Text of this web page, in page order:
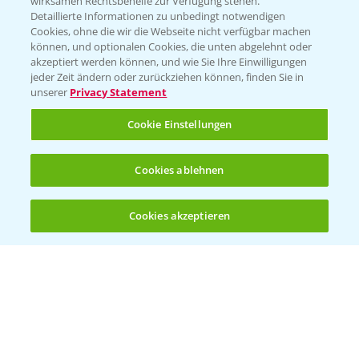
(noch 4)
Beratung auf WhatsApp
T.+49 (0)174 346 564 1
KONTAKT
Hilfe in Notfällen
+49 (0)214/30-20220
Detaillierte Informationen zu unbedingt notwendigen
Cookies, ohne die wir die Webseite nicht verfügbar machen
können, und optionalen Cookies, die unten abgelehnt oder
akzeptiert werden können, und wie Sie Ihre Einwilligungen
jeder Zeit ändern oder zurückziehen können, finden Sie in
unserer Privacy Statement
Cookie Einstellungen
Cookies ablehnen
Cookies akzeptieren